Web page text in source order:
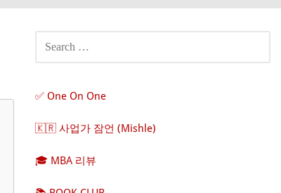
FOR:
✅ One On One
🇰🇷 사업가 잠언 (Mishle)
🎓 MBA 리뷰